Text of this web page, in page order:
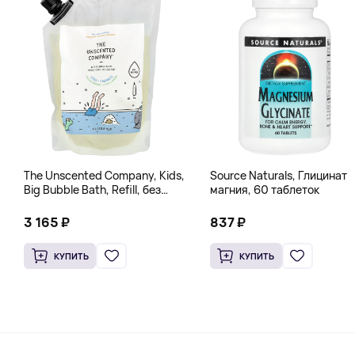
The Unscented Company, Kids,
Big Bubble Bath, Refill, без
Унции)
3 165 ₽
КУПИТЬ
Source Naturals, Глицинат
магния, 60 таблеток
837 ₽
КУПИТЬ